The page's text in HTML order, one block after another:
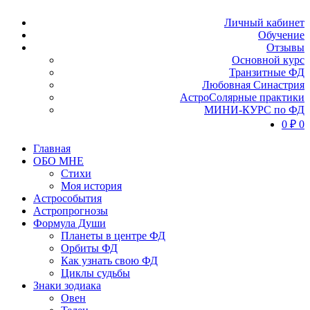
Личный кабинет
Обучение
Отзывы
Основной курс
Транзитные ФД
Любовная Синастрия
АстроСолярные практики
МИНИ-КУРС по ФД
0 ₽ 0
Главная
ОБО МНЕ
Стихи
Моя история
Астрособытия
Астропрогнозы
Формула Души
Планеты в центре ФД
Орбиты ФД
Как узнать свою ФД
Циклы судьбы
Знаки зодиака
Овен